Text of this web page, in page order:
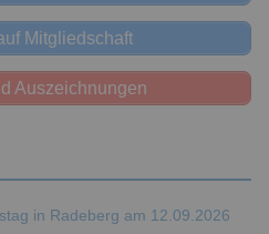
Mitgliedschaft
Auszeichnungen
in Radeberg am 12.09.2026